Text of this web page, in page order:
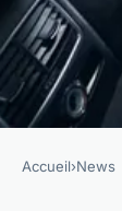
Accueil›News